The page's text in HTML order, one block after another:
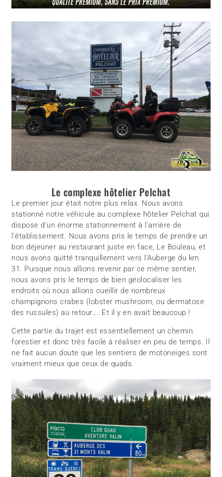
Le complexe hôtelier Pelchat
Le premier jour était notre plus relax. Nous avons
stationné notre véhicule au complexe hôtelier Pelchat qui
dispose d’un énorme stationnement à l’arrière de
l’établissement. Nous avons pris le temps de prendre un
bon déjeuner au restaurant juste en face, Le Bouleau, et
nous avons quitté tranquillement vers l’Auberge du km
31. Puisque nous allions revenir par ce même sentier,
nous avons pris le temps de bien géolocaliser les
endroits où nous allions cueillir de nombreux
champignons crabes (lobster mushroom, ou dermatose
des russules) au retour…. Et il y en avait beaucoup !
Cette partie du trajet est essentiellement un chemin
forestier et donc très facile à réaliser en peu de temps. Il
ne fait aucun doute que les sentiers de motoneiges sont
vraiment mieux que ceux de quads.